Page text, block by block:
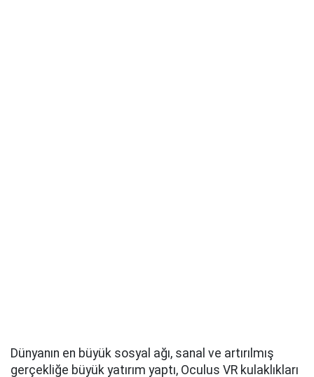
Dünyanın en büyük sosyal ağı, sanal ve artırılmış
gerçekliğe büyük yatırım yaptı, Oculus VR kulaklıkları